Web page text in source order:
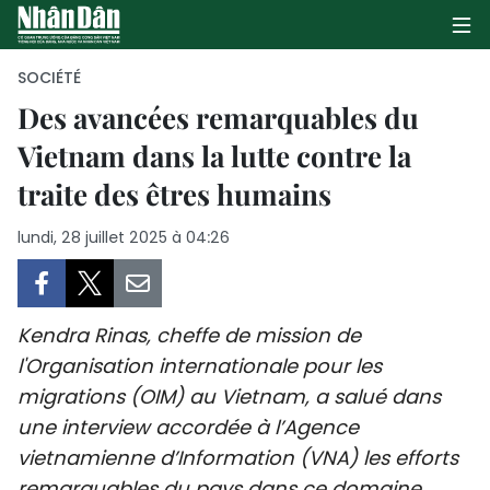
PAGE D'ACCUEIL
POLITIQUE
CULTURE
TOURISME
ENVIRONNEMENT
SOCIÉTÉ
Des avancées remarquables du
Vietnam dans la lutte contre la
traite des êtres humains
lundi, 28 juillet 2025 à 04:26
Kendra Rinas, cheffe de mission de
l'Organisation internationale pour les
migrations (OIM) au Vietnam, a salué dans
une interview accordée à l’Agence
vietnamienne d’Information (VNA) les efforts